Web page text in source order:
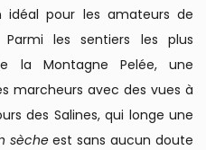
idéal pour les amateurs de
les sentiers les plus
la Montagne Pelée, une
marcheurs avec des vues à
des Salines, qui longe une
sècheest sans aucun doute